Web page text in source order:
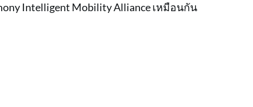
Intelligent Mobility Alliance เหมือนกัน